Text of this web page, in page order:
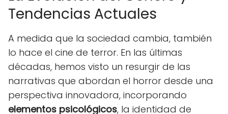
Tendencias Actuales
A medida que la sociedad cambia, también
lo hace el cine de terror. En las últimas
décadas, hemos visto un resurgir de las
narrativas que abordan el horror desde una
perspectiva innovadora, incorporando
elementos psicológicos, la identidad de